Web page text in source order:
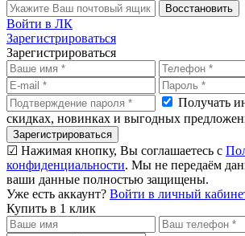
Восстановить
Войти в ЛК
Зарегистрироваться
Зарегистрироваться
Получать
скидках, новинках и выгодных
Зарегистрироваться
☑ Нажимая кнопку, Вы соглашаетесь с
конфиденциальности. Мы не передаём
ваши данные полностью защищены.
Уже есть аккаунт? Войти в личный
Купить в 1 клик